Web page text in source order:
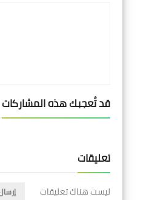
قد تُعجبك هذه المشاركات
تعليقات
ليست هناك تعليقات